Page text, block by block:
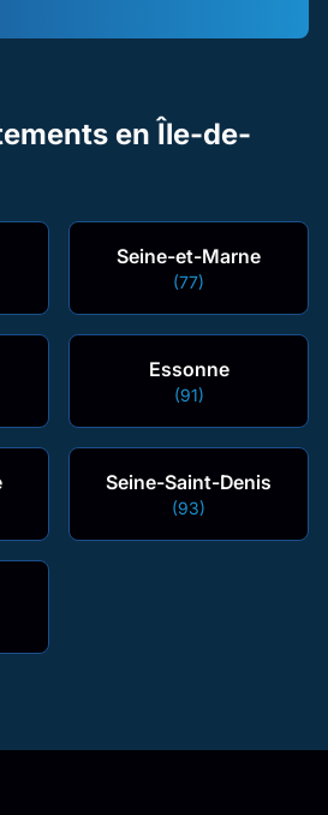
en Île-de-
Seine-et-Marne
(77)
Essonne
(91)
Seine-Saint-Denis
(93)